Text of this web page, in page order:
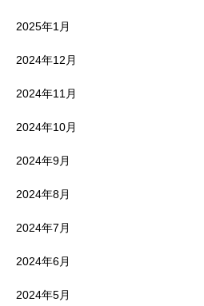
2025年1月
2024年12月
2024年11月
2024年10月
2024年9月
2024年8月
2024年7月
2024年6月
2024年5月